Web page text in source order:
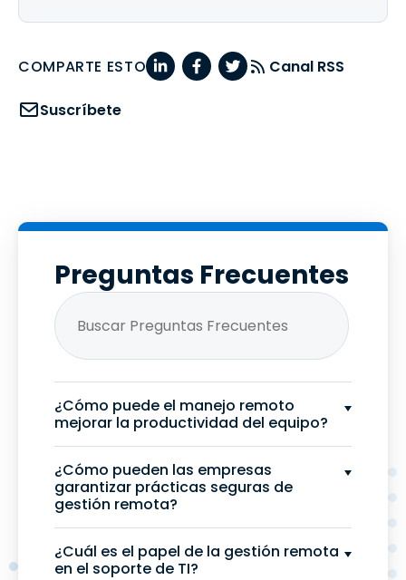
COMPARTE ESTO Canal RSS
Suscríbete
Preguntas Frecuentes
¿Cómo puede el manejo remoto
mejorar la productividad del equipo?
¿Cómo pueden las empresas
garantizar prácticas seguras de
gestión remota?
¿Cuál es el papel de la gestión remota
en el soporte de TI?